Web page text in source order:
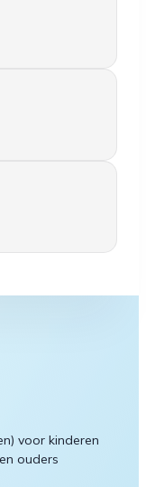
voor kinderen
ouders